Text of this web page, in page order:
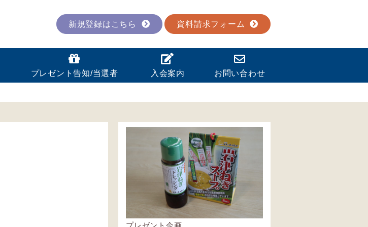
新規登録はこちら 資料請求フォーム
プレゼント告知/当選者 入会案内 お問い合わせ
プレゼント企画